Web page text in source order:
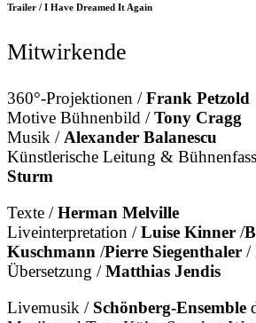
Trailer / I Have Dreamed It Again
Mitwirkende
360°-Projektionen /Frank Petzold
Motive Bühnenbild /Tony Cragg
Musik / Alexander Balanescu
Künstlerische Leitung &
Sturm
Texte /Herman Melville
Liveinterpretation /Luise Kinner /
Kuschmann /Pierre Siegenthaler /
Übersetzung /Matthias Jendis
Livemusik / Schönberg-Ensemble